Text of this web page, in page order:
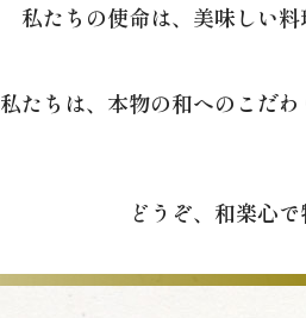
私たちの使命は、美味しい
私たちは、本物の和へのこだ
どうぞ、和楽心